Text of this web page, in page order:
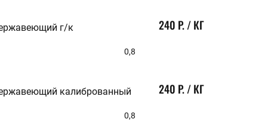
г/к
0,8
240 Р. / КГ
калиброванный
0,8
240 Р. / КГ
125
180